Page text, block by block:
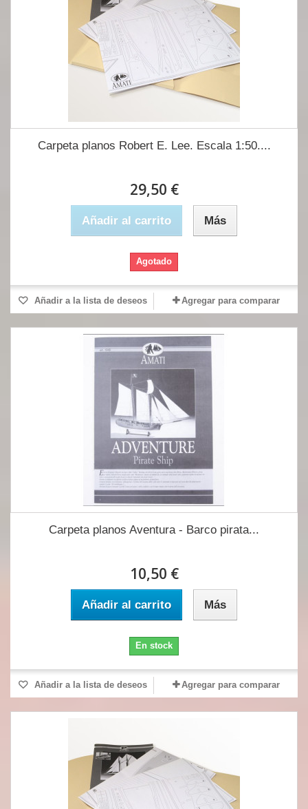
Carpeta planos Robert E. Lee. Escala 1:50....
29,50 €
Añadir al carrito Más
Agotado
Añadir a la lista de deseos Agregar para comparar
Carpeta planos Aventura - Barco pirata...
10,50 €
Añadir al carrito Más
En stock
Añadir a la lista de deseos Agregar para comparar